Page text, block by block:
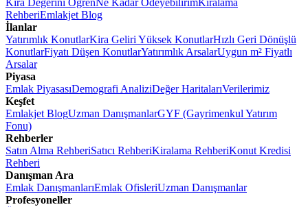
Kira Değerini ÖğrenNe Kadar ÖdeyebilirimKiralama
RehberiEmlakjet Blog
İlanlar
Yatırımlık KonutlarKira Geliri Yüksek KonutlarHızlı Geri Dönüşlü
KonutlarFiyatı Düşen KonutlarYatırımlık ArsalarUygun m² Fiyatlı
Arsalar
Piyasa
Emlak PiyasasıDemografi AnaliziDeğer HaritalarıVerilerimiz
Keşfet
Emlakjet BlogUzman DanışmanlarGYF (Gayrimenkul Yatırım
Fonu)
Rehberler
Satın Alma RehberiSatıcı RehberiKiralama RehberiKonut Kredisi
Rehberi
Danışman Ara
Emlak DanışmanlarıEmlak OfisleriUzman Danışmanlar
Profesyoneller